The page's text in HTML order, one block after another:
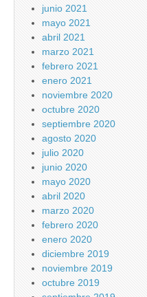
junio 2021
mayo 2021
abril 2021
marzo 2021
febrero 2021
enero 2021
noviembre 2020
octubre 2020
septiembre 2020
agosto 2020
julio 2020
junio 2020
mayo 2020
abril 2020
marzo 2020
febrero 2020
enero 2020
diciembre 2019
noviembre 2019
octubre 2019